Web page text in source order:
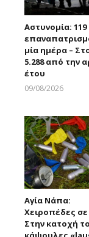
Αστυνομία: 119
μία ημέρα –
5.288 από την
έτου
09/08/2026
Αγία Νάπα:
Χειροπέδες σε
Στην κατοχή